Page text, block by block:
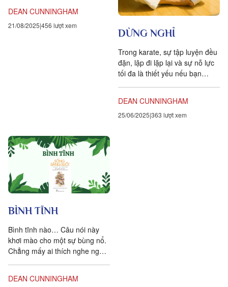
DEAN CUNNINGHAM
21/08/2025 456 lượt xem
DỪNG NGHỈ
Trong karate, sự tập luyện đều
đặn, lặp đi lặp lại và sự nỗ lực
tối đa là thiết yếu nếu bạn
DEAN CUNNINGHAM
25/06/2025 363 lượt xem
BÌNH TĨNH
Bình tĩnh nào… Câu nói này
khơi mào cho một sự bùng nổ.
Chẳng mấy ai thích nghe người
DEAN CUNNINGHAM